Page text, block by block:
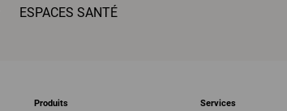
ESPACES SANTÉ
Produits Services